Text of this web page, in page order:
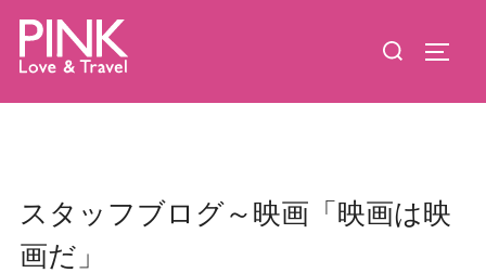
ン
検
対
スタッフブログ～映画「映画は映
画だ」